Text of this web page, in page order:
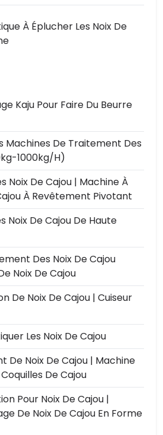
À Éplucher Les Noix De
Kaju Pour Faire Du Beurre
Machines De Traitement Des
1000kg/h)
Noix De Cajou | Machine À
À Revêtement Pivotant
Noix De Cajou De Haute
Des Noix De Cajou
Noix De Cajou
De Noix De Cajou | Cuiseur
Les Noix De Cajou
De Noix De Cajou | Machine
De Cajou
Pour Noix De Cajou |
De Noix De Cajou En Forme